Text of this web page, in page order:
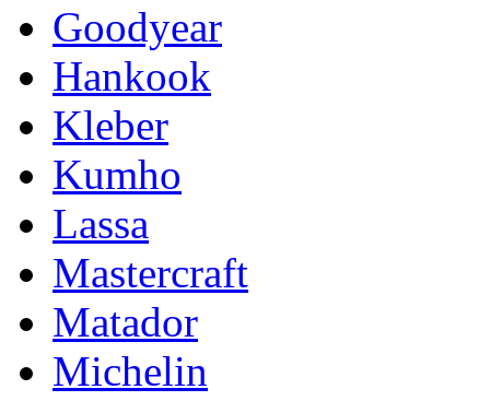
Goodyear
Hankook
Kleber
Kumho
Lassa
Mastercraft
Matador
Michelin